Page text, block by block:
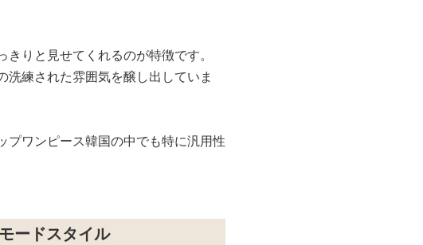
りと見せてくれるのが特徴です。
練された雰囲気を醸し出していま
プワンピース韓国の中でも特に汎用性
ードスタイル